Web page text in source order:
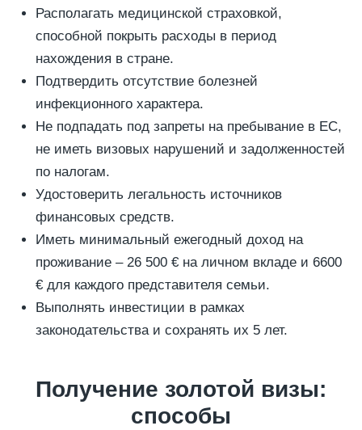
Располагать медицинской страховкой,
способной покрыть расходы в период
нахождения в стране.
Подтвердить отсутствие болезней
инфекционного характера.
Не подпадать под запреты на пребывание в ЕС,
не иметь визовых нарушений и задолженностей
по налогам.
Удостоверить легальность источников
финансовых средств.
Иметь минимальный ежегодный доход на
проживание – 26 500 € на личном вкладе и 6600
€ для каждого представителя семьи.
Выполнять инвестиции в рамках
законодательства и сохранять их 5 лет.
Получение золотой визы:
способы